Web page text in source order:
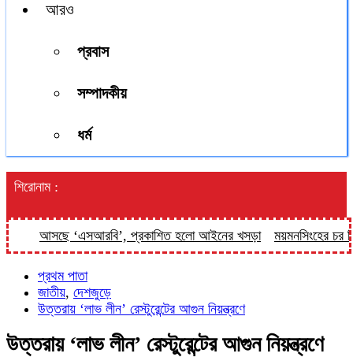
আরও
প্রবাস
সম্পাদকীয়
ধর্ম
শিরোনাম :
আসছে ‘এসআরবি’, প্রকাশিত হলো আইনের খসড়া ময়মনসিংহের চর
প্রথম পাতা
জাতীয়, দেশজুড়ে
উত্তরায় ‘লাভ লীন’ রেস্টুরেন্টের আগুন নিয়ন্ত্রণে
উত্তরায় ‘লাভ লীন’ রেস্টুরেন্টের আগুন নিয়ন্ত্রণে